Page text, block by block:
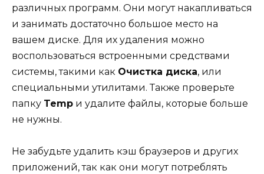
различных программ. Они могут накапливаться
и занимать достаточно большое место на
вашем диске. Для их удаления можно
воспользоваться встроенными средствами
системы, такими как Очистка диска, или
специальными утилитами. Также проверьте
папку Temp и удалите файлы, которые больше
не нужны.
Не забудьте удалить кэш браузеров и других
приложений, так как они могут потреблять